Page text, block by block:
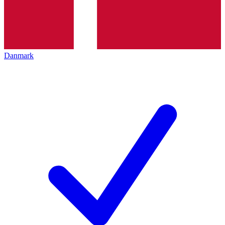
Danmark